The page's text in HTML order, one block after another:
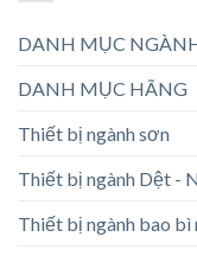
DANH MỤC
DANH MỤC HÃNG
Thiết bị ngành sơn
Thiết bị ngành Dệt -
Thiết bị ngành bao bì